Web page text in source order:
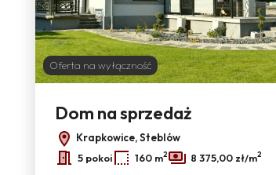
Oferta na wyłączność
Dom na sprzedaż
Krapkowice, Steblów
5 pokoi
160 m2 8 375,00 zł/m2